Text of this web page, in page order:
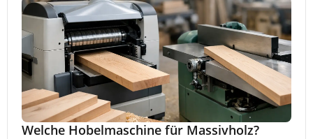
Welche Hobelmaschine für Massivholz?